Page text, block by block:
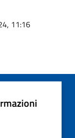
11:16